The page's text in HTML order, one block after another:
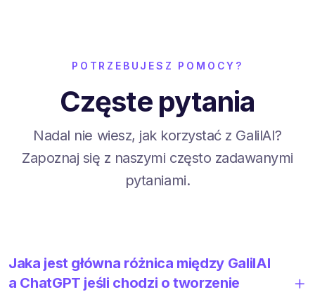
POTRZEBUJESZ POMOCY?
Częste pytania
Nadal nie wiesz, jak korzystać z GalilAI?
Zapoznaj się z naszymi często zadawanymi
pytaniami.
Jaka jest główna różnica między GalilAI
a ChatGPT jeśli chodzi o tworzenie